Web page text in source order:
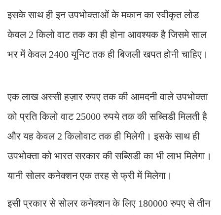
इसके साथ ही इन उपभोक्ताओं के मकान का स्वीकृत लोड
केवल 2 किलो वाट तक का ही होना आवश्यक है जिसमे साल
भर में केवल 2400 यूनिट तक ही बिजली खपत होनी चाहिए।
एक लाख अस्सी हज़ार रुपए तक की आमदनी वाले उपभोक्ता
को प्रति किलो वाट 25000 रुपये तक की सब्सिडी मिलती है
और यह केवल 2 किलोवाट तक ही मिलेगी। इसके साथ ही
उपभोक्ता को भारत सरकार की सब्सिडी का भी लाभ मिलेगा।
यानी सोलर कनेक्शन एक तरह से फ्री में मिलेगा।
इसी प्रकार से सोलर कनेक्शन के लिए 180000 रुपए से तीन